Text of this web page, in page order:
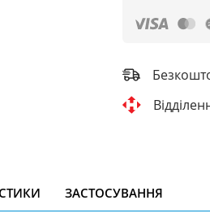
ЗАСТОСУВАННЯ